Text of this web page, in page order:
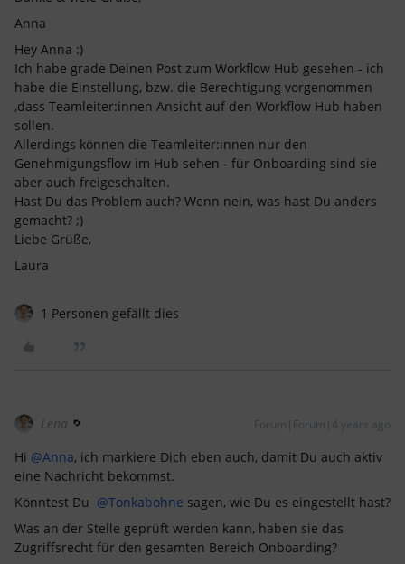
Anna
Hey Anna :)
Ich habe grade Deinen Post zum Workflow Hub gesehen - ich
habe die Einstellung, bzw. die Berechtigung vorgenommen
,dass Teamleiter:innen Ansicht auf den Workflow Hub haben
sollen.
Allerdings können die Teamleiter:innen nur den
Genehmigungsflow im Hub sehen - für Onboarding sind sie
aber auch freigeschalten.
Hast Du das Problem auch? Wenn nein, was hast Du anders
gemacht? ;)
Liebe Grüße,
Laura
1 Personen gefällt dies
Lena Forum|Forum|4 years ago
Hi @Anna, ich markiere Dich eben auch, damit Du auch aktiv
eine Nachricht bekommst.
Könntest Du @Tonkabohne sagen, wie Du es eingestellt hast?
Was an der Stelle geprüft werden kann, haben sie das
Zugriffsrecht für den gesamten Bereich Onboarding?